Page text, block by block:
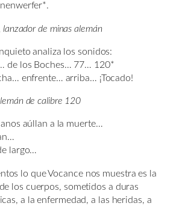
lanzador de minas alemán
analiza los sonidos:
de los Boches… 77… 120*
enfrente… arriba… ¡Tocado!
de calibre 120
aúllan a la muerte…
largo…
lo que Vocance nos muestra es la
los cuerpos, sometidos a duras
a la enfermedad, a las heridas, a